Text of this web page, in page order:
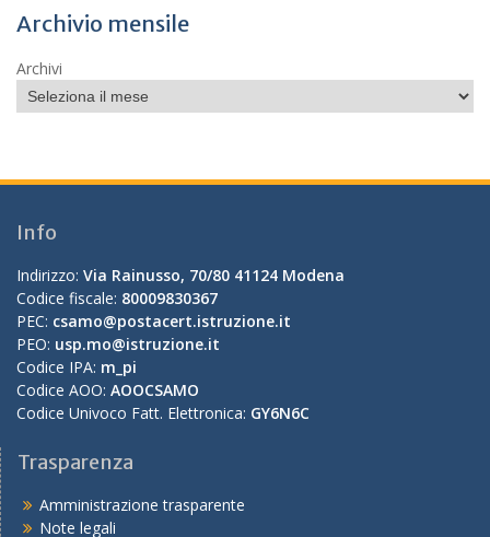
Archivio mensile
Archivi
Info
Indirizzo: Via Rainusso, 70/80 41124 Modena
Codice fiscale: 80009830367
PEC: csamo@postacert.istruzione.it
PEO: usp.mo@istruzione.it
Codice IPA: m_pi
Codice AOO: AOOCSAMO
Codice Univoco Fatt. Elettronica: GY6N6C
Trasparenza
Amministrazione trasparente
Note legali